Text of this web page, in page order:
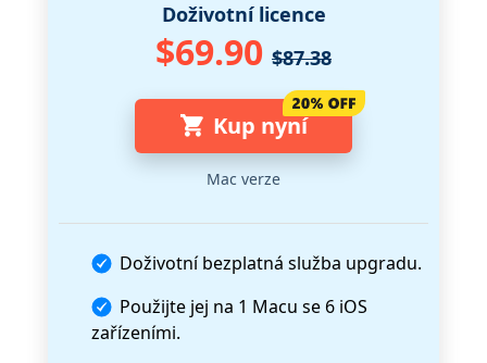
Doživotní licence
$69.90 $87.38
Kup nyní
Mac verze
Doživotní bezplatná služba upgradu.
Použijte jej na 1 Macu se 6 iOS
zařízeními.